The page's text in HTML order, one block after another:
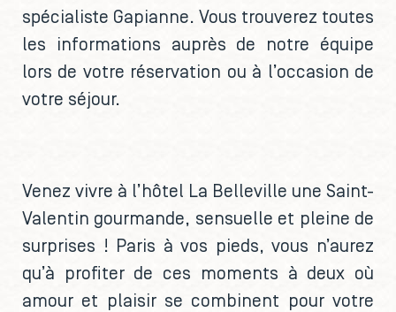
spécialiste Gapianne. Vous trouverez toutes
les informations auprès de notre équipe
lors de votre réservation ou à l’occasion de
votre séjour.
Venez vivre à l’hôtel La Belleville une Saint-
Valentin gourmande, sensuelle et pleine de
surprises ! Paris à vos pieds, vous n’aurez
qu’à profiter de ces moments à deux où
amour et plaisir se combinent pour votre